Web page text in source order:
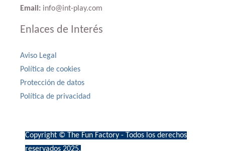
Email: info@int-play.com
Enlaces de Interés
Aviso Legal
Política de cookies
Protección de datos
Política de privacidad
Copyright © The Fun Factory - Todos los derechos
reservados 2025.